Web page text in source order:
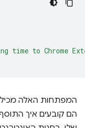
time to Chrome
המפתחות האלה
הם קובעים איך